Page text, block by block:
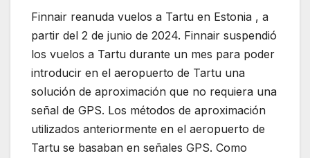
Finnair reanuda vuelos a Tartu en Estonia , a
partir del 2 de junio de 2024. Finnair suspendió
los vuelos a Tartu durante un mes para poder
introducir en el aeropuerto de Tartu una
solución de aproximación que no requiera una
señal de GPS. Los métodos de aproximación
utilizados anteriormente en el aeropuerto de
Tartu se basaban en señales GPS. Como